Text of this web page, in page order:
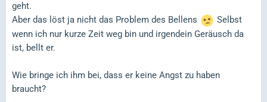
geht.
Aber das löst ja nicht das Problem des Bellens
Selbst
wenn ich nur kurze Zeit weg bin und irgendein Geräusch da
ist, bellt er.
Wie bringe ich ihm bei, dass er keine Angst zu haben
braucht?